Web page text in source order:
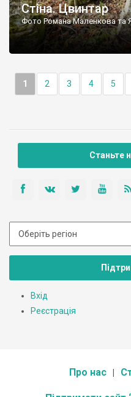
Стіна. Цвинтар
Фото Романа Маленкова та
1 2 3 4 5
Станьте
Вхід
Реєстрація
Про нас